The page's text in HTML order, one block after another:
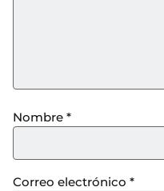
Nombre *
Correo electrónico *